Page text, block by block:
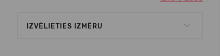
IZVĒLIETIES IZMĒRU